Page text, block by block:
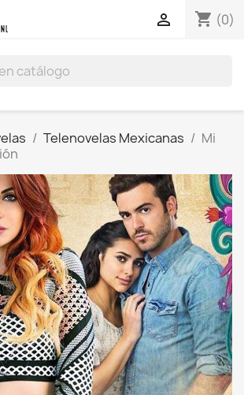
shopping_cart (0)

Telenovelas Mexicanas
Mi